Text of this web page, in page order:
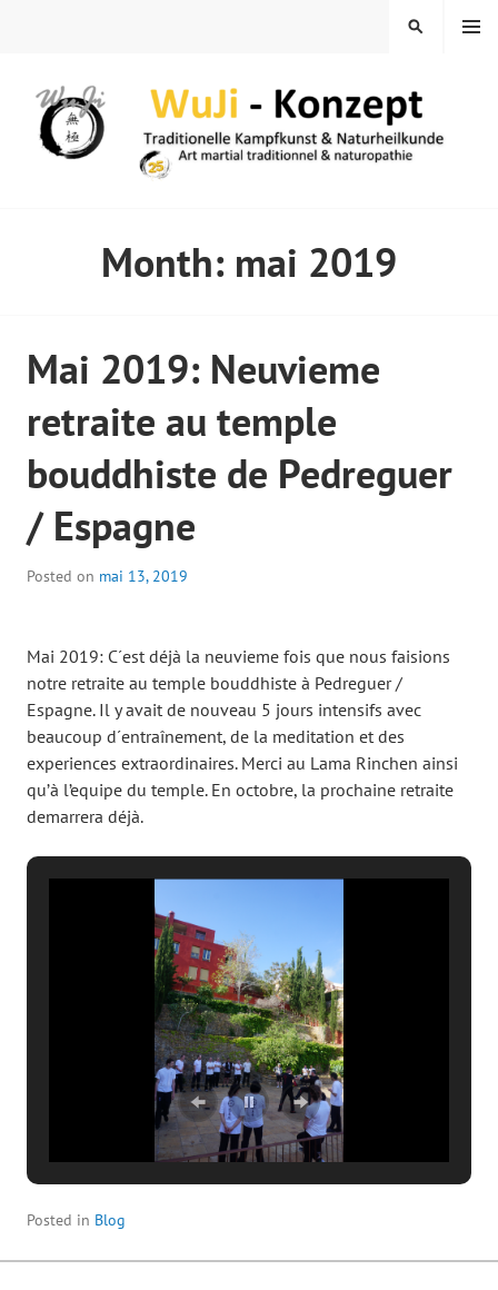
MENU
SEARCH
Month: mai 2019
Mai 2019: Neuvieme
retraite au temple
bouddhiste de Pedreguer
/ Espagne
Posted on mai 13, 2019
Mai 2019: C´est déjà la neuvieme fois que nous faisions
notre retraite au temple bouddhiste à Pedreguer /
Espagne. Il y avait de nouveau 5 jours intensifs avec
beaucoup d´entraînement, de la meditation et des
experiences extraordinaires. Merci au Lama Rinchen ainsi
qu’à l’equipe du temple. En octobre, la prochaine retraite
demarrera déjà.
Posted in Blog